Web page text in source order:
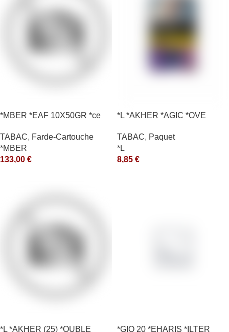
*MBER *EAF 10X50GR *ce
TABAC, Farde-Cartouche
*MBER
133,00 €
*L *AKHER *AGIC *OVE
TABAC, Paquet
*L
8,85 €
*L *AKHER (25) *OUBLE
*GIO 20 *EHARIS *ILTER